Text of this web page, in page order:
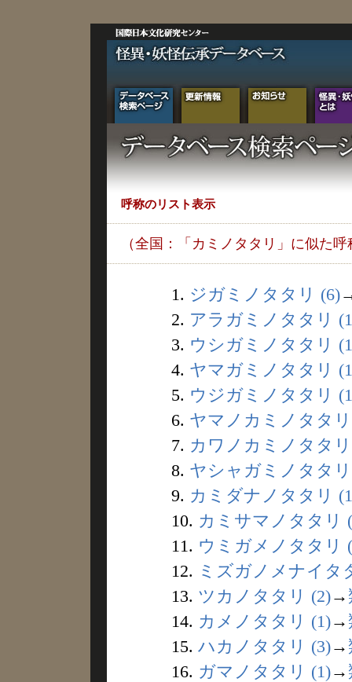
呼称のリスト表示
（全国：「カミノタタリ」に似た呼
1. ジガミノタタリ (6)
2. アラガミノタタリ
3. ウシガミノタタリ
4. ヤマガミノタタリ
5. ウジガミノタタリ
6. ヤマノカミノタタ
7. カワノカミノタタ
8. ヤシャガミノタタ
9. カミダナノタタリ
10. カミサマノタタリ
11. ウミガメノタタリ
12. ミズガノメナイタ
13. ツカノタタリ (2)→
14. カメノタタリ (1)→
15. ハカノタタリ (3)→
16. ガマノタタリ (1)→